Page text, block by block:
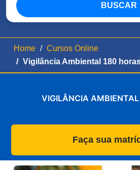
BUSCAR
Home
Cursos Online
Vigilância Ambiental 180
VIGILÂNCIA
Faça sua